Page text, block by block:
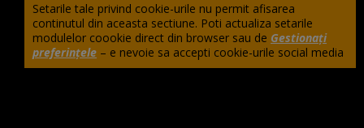
Setarile tale privind cookie-urile nu permit afisarea
continutul din aceasta sectiune. Poti actualiza setarile
modulelor coookie direct din browser sau de Gestionați
preferințele – e nevoie sa accepti cookie-urile social media